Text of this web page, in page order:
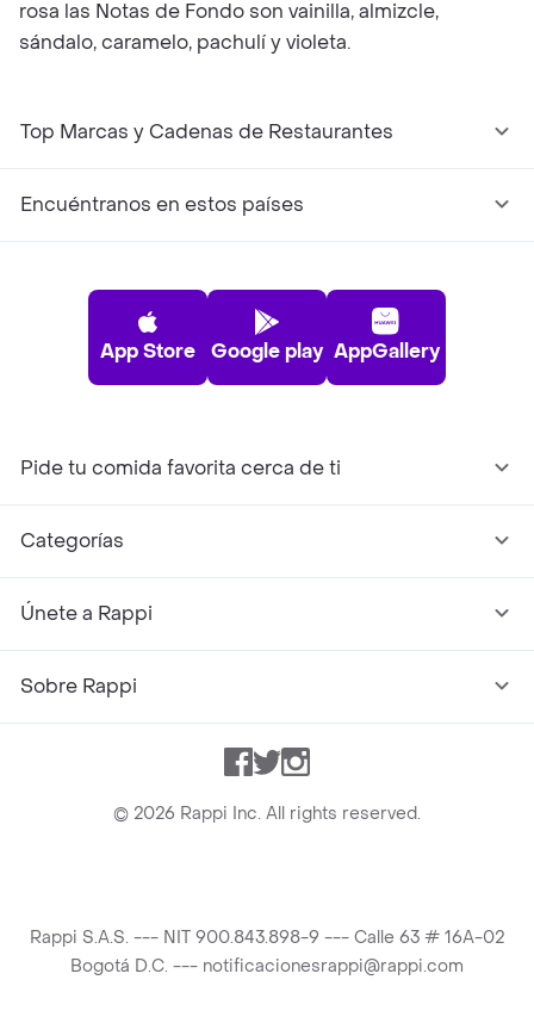
rosa las Notas de Fondo son vainilla, almizcle,
sándalo, caramelo, pachulí y violeta.
Top Marcas y Cadenas de Restaurantes
Encuéntranos en estos países
App Store Google play AppGallery
Pide tu comida favorita cerca de ti
Categorías
Únete a Rappi
Sobre Rappi
Facebook
TwitterInstagram
© 2026 Rappi Inc. All rights reserved.
Rappi S.A.S. --- NIT 900.843.898-9 --- Calle 63 # 16A-02
Bogotá D.C. --- notificacionesrappi@rappi.com